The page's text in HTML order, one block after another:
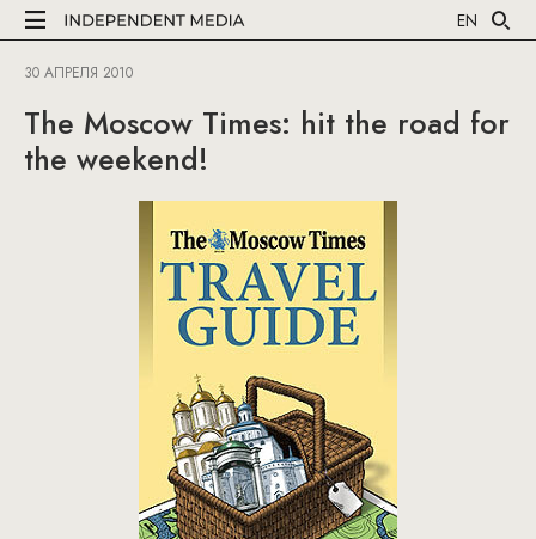
EN
30 АПРЕЛЯ 2010
The Moscow Times: hit the road for
the weekend!